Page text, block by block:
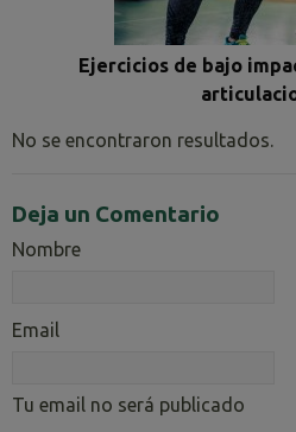
Ejercicios de bajo
No se encontraron resultados.
Deja un Comentario
Nombre
Email
Tu email no será publicado